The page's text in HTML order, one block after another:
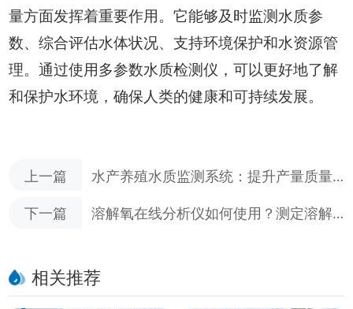
量方面发挥着重要作用。它能够及时监测水质参
数、综合评估水体状况、支持环境保护和水资源管
理。通过使用多参数水质检测仪，可以更好地了解
和保护水环境，确保人类的健康和可持续发展。
上一篇
水产养殖水质监测系统：提升产量质量
助力增长
下一篇
溶解氧在线分析仪如何使用？测定溶解
相关推荐